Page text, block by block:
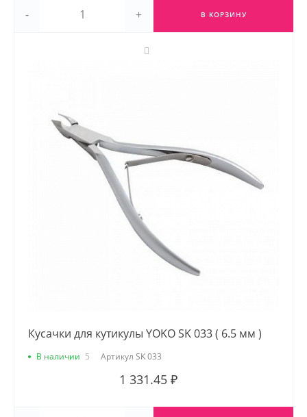
- + В КОРЗИНУ
Кусачки для кутикулы YOKO SK 033 ( 6.5 мм )
В наличии 5 Артикул SK 033
1 331.45 ₽